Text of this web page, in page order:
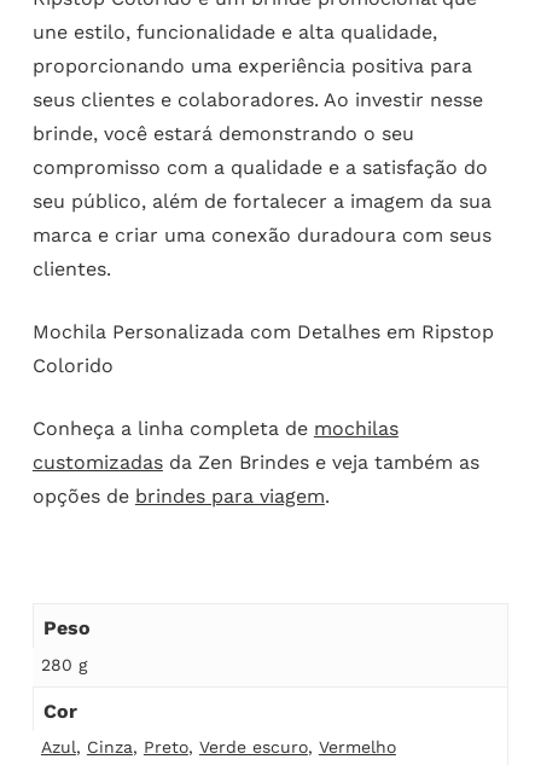
une estilo, funcionalidade e alta qualidade,
proporcionando uma experiência positiva para
seus clientes e colaboradores. Ao investir nesse
brinde, você estará demonstrando o seu
compromisso com a qualidade e a satisfação do
seu público, além de fortalecer a imagem da sua
marca e criar uma conexão duradoura com seus
clientes.
Mochila Personalizada com Detalhes em Ripstop
Colorido
Conheça a linha completa de mochilas
customizadasda Zen Brindes e veja também as
opções de brindes para viagem.
Peso
280 g
Cor
Azul, Cinza, Preto, Verde escuro, Vermelho